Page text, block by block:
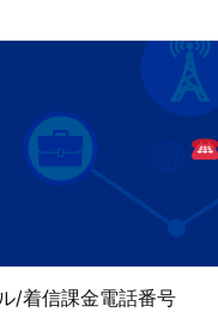
/着信課金電話番号